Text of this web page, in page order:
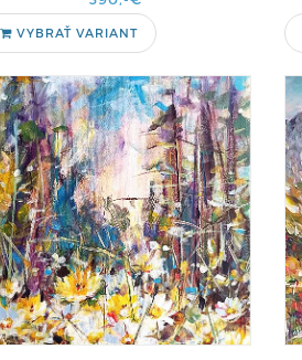
VYBRAŤ VARIANT